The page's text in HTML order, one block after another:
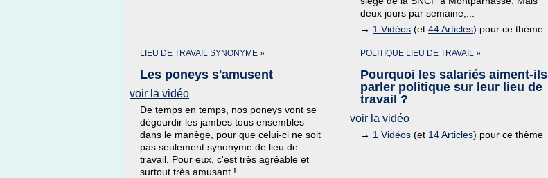
deux jours par semaine,...
→ 1 Vidéos (et 44 Articles) pour ce thème
LIEU DE TRAVAIL SYNONYME »
Les poneys s'amusent
voir la vidéo
De temps en temps, nos poneys vont se
dégourdir les jambes tous ensembles
dans le manège, pour que celui-ci ne soit
pas seulement synonyme de lieu de
travail. Pour eux, c'est très agréable et
surtout très amusant !
POLITIQUE LIEU DE TRAVAIL »
Pourquoi les salariés aiment-ils
parler politique sur leur lieu de
travail ?
voir la vidéo
→ 1 Vidéos (et 14 Articles) pour ce thème